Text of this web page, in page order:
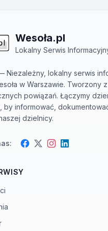
Wesoła.pl
Lokalny Serwis
Niezależny, lokalny serwis
w Warszawie. Tworzony
powiązań. Łączymy
by informować,
dzielnicy.
Facebook
TwitterInstagram
LinkedIn